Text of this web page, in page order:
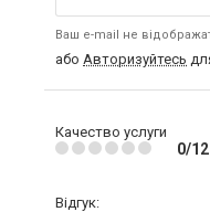
Ваш e-mail не
або Авторизуйтесь
Качество услуги
0/12
Відгук: